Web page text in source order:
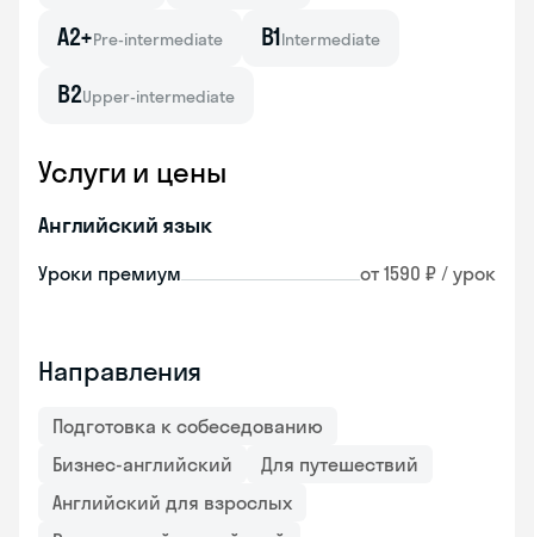
A2+Pre-intermediate B1Intermediate
B2Upper-intermediate
Услуги и цены
Английский язык
Уроки премиум от 1590 ₽ / урок
Направления
Подготовка к собеседованию
Бизнес-английский
Для путешествий
Английский для взрослых